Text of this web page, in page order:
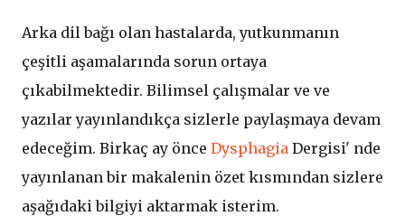
Arka dil bağı olan hastalarda, yutkunmanın
çeşitli aşamalarında sorun ortaya
çıkabilmektedir. Bilimsel çalışmalar ve ve
yazılar yayınlandıkça sizlerle paylaşmaya devam
edeceğim. Birkaç ay önce Dysphagia Dergisi' nde
yayınlanan bir makalenin özet kısmından sizlere
aşağıdaki bilgiyi aktarmak isterim.